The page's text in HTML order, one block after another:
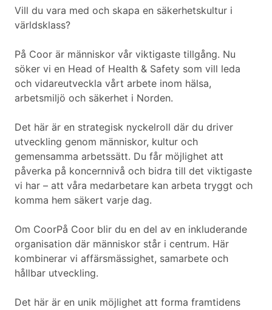
Vill du vara med och skapa en säkerhetskultur i
världsklass?
På Coor är människor vår viktigaste tillgång. Nu
söker vi en Head of Health & Safety som vill leda
och vidareutveckla vårt arbete inom hälsa,
arbetsmiljö och säkerhet i Norden.
Det här är en strategisk nyckelroll där du driver
utveckling genom människor, kultur och
gemensamma arbetssätt. Du får möjlighet att
påverka på koncernnivå och bidra till det viktigaste
vi har – att våra medarbetare kan arbeta tryggt och
komma hem säkert varje dag.
Om CoorPå Coor blir du en del av en inkluderande
organisation där människor står i centrum. Här
kombinerar vi affärsmässighet, samarbete och
hållbar utveckling.
Det här är en unik möjlighet att forma framtidens